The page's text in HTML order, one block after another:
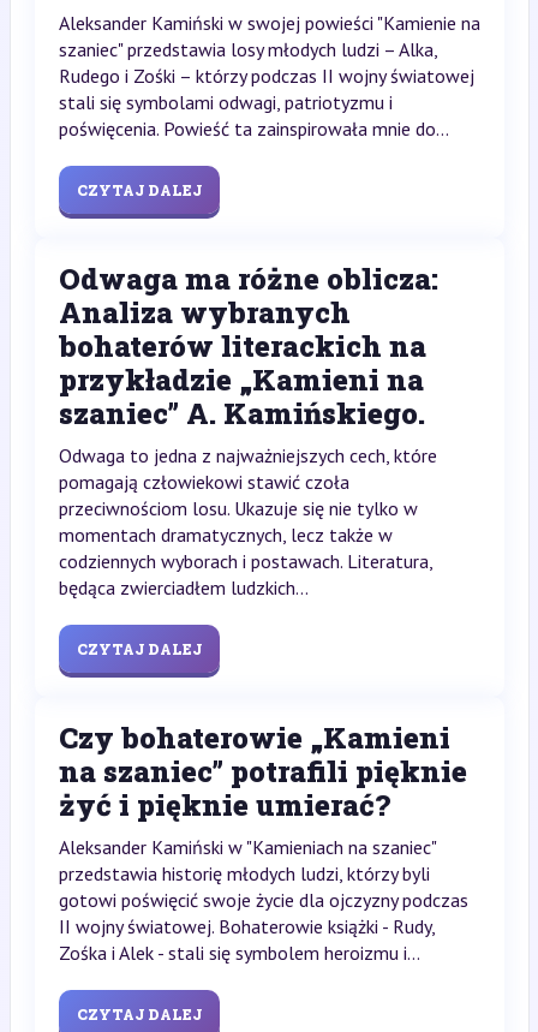
Aleksander Kamiński w swojej powieści "Kamienie na
szaniec" przedstawia losy młodych ludzi – Alka,
Rudego i Zośki – którzy podczas II wojny światowej
stali się symbolami odwagi, patriotyzmu i
poświęcenia. Powieść ta zainspirowała mnie do...
CZYTAJ DALEJ
Odwaga ma różne oblicza:
Analiza wybranych
bohaterów literackich na
przykładzie „Kamieni na
szaniec” A. Kamińskiego.
Odwaga to jedna z najważniejszych cech, które
pomagają człowiekowi stawić czoła
przeciwnościom losu. Ukazuje się nie tylko w
momentach dramatycznych, lecz także w
codziennych wyborach i postawach. Literatura,
będąca zwierciadłem ludzkich...
CZYTAJ DALEJ
Czy bohaterowie „Kamieni
na szaniec” potrafili pięknie
żyć i pięknie umierać?
Aleksander Kamiński w "Kamieniach na szaniec"
przedstawia historię młodych ludzi, którzy byli
gotowi poświęcić swoje życie dla ojczyzny podczas
II wojny światowej. Bohaterowie książki - Rudy,
Zośka i Alek - stali się symbolem heroizmu i...
CZYTAJ DALEJ